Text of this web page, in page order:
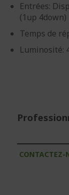
Entrées:
(1up 4down)
Temps de
Luminosité:
CONTACTEZ-